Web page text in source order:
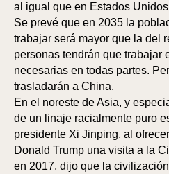
al igual que en Estados
Se prevé que en 2035 la
trabajar será mayor que la del
personas tendrán que trabajar
necesarias en todas partes.
trasladarán a China.
En el noreste de Asia, y
de un linaje racialmente puro
presidente Xi Jinping, al
Donald Trump una visita a la
en 2017, dijo que la